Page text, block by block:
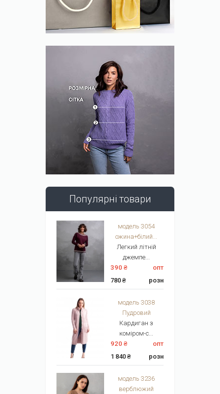
Популярні товари
модель 3054
ожина+білий...
Легкий літній
джемпе...
390 ₴
опт
780 ₴
розн
модель 3038
Пудровий
Кардиган з
коміром-с...
920 ₴
опт
1 840 ₴
розн
модель 3236
верблюжий